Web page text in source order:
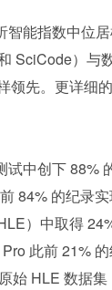
智能指数中位
SciCode）与
领先。更详细
中创下 88%
84% 的纪录实
）中取得
此前 21%
始 HLE 数据集